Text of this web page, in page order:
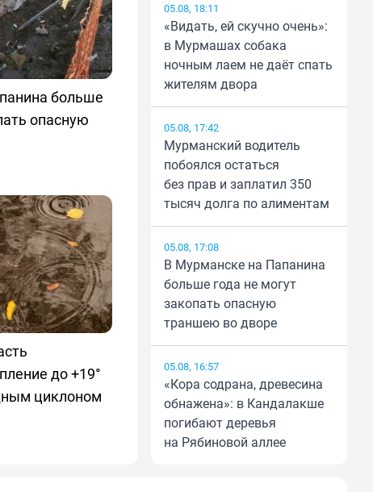
больше
опасную
до +19°
циклоном
05.08, 18:11
«Видать, ей скучно очень»:
в Мурмашах собака
ночным лаем не даёт спать
жителям двора
05.08, 17:42
Мурманский водитель
побоялся остаться
без прав и заплатил 350
тысяч долга по алиментам
05.08, 17:08
В Мурманске на Папанина
больше года не могут
закопать опасную
траншею во дворе
05.08, 16:57
«Кора содрана, древесина
обнажена»: в Кандалакше
погибают деревья
на Рябиновой аллее